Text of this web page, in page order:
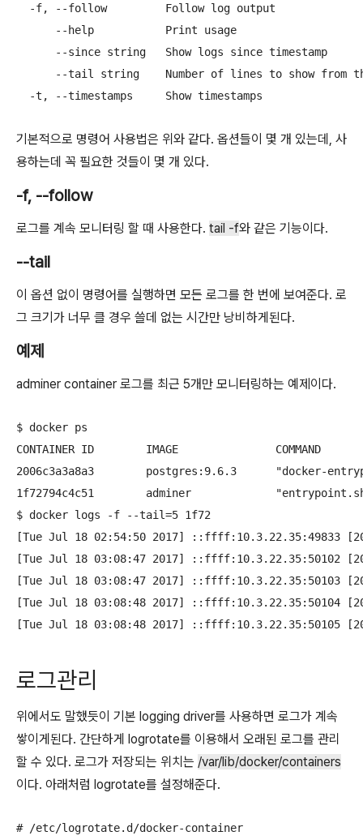
  -f, --follow         Follow log output
      --help           Print usage
      --since string   Show logs since timestamp
--tail string    Number of lines to show from
기본적으로 명령어 사용법은 위와 같다. 옵션들이 몇 개 있는데, 사
용하는데 꼭 필요한 것들이 몇 개 있다.
-f, --follow
로그를 계속 모니터링 할 때 사용한다. tail -f와 같은 기능이다.
--tail
이 옵션 없이 명령어를 실행하면 모든 로그를 한 번에 보여준다. 로
그 크기가 너무 클 경우 쓸데 없는 시간만 낭비하게된다.
예제
adminer container 로그를 최근 5개만 모니터링하는 예제이다.
$ docker ps
CONTAINER ID        IMAGE
2006c3a3a8a3        postgres:9.6.3      "docker-
1f72794c4c51        adminer
$ docker logs -f --tail=5 1f72
[Tue Jul 18 02:54:50 2017] ::ffff:10.3.22.35:49833
[Tue Jul 18 03:08:47 2017] ::ffff:10.3.22.35:50102
[Tue Jul 18 03:08:47 2017] ::ffff:10.3.22.35:50103
[Tue Jul 18 03:08:48 2017] ::ffff:10.3.22.35:50104
[Tue Jul 18 03:08:48 2017] ::ffff:10.3.22.35:50105
로그관리
위에서도 말했듯이 기본 logging driver를 사용하면 로그가 계속
쌓이게된다. 간단하게 logrotate를 이용해서 오래된 로그를 관리
할 수 있다. 로그가 저장되는 위치는 /var/lib/docker/containers
이다. 아래처럼 logrotate를 설정해준다.
# /etc/logrotate.d/docker-container